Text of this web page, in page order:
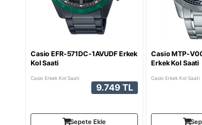
Casio EFR-571DC-1AVUDF Erkek
Kol Saati
Casio Erkek Kol Saati
9.749 TL
Sepete Ekle
Casio MTP-
Erkek Kol Saati
Casio Erkek Kol Saati